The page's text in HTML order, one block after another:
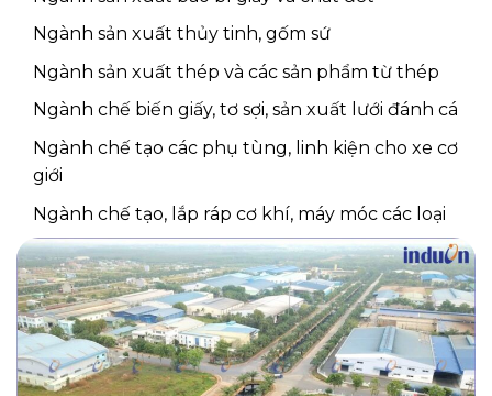
Ngành sản xuất thủy tinh, gốm sứ
Ngành sản xuất thép và các sản phẩm từ thép
Ngành chế biến giấy, tơ sợi, sản xuất lưới đánh cá
Ngành chế tạo các phụ tùng, linh kiện cho xe cơ
giới
Ngành chế tạo, lắp ráp cơ khí, máy móc các loại